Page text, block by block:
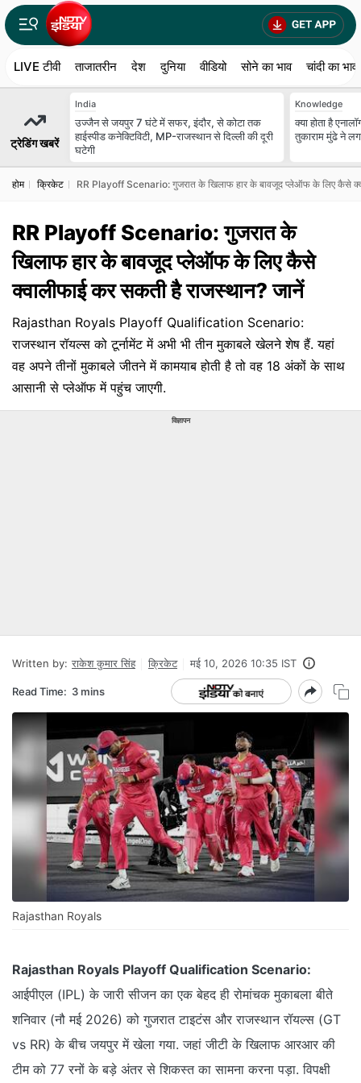
LIVE टीवी ताजातरीन देश दुनिया वीडियो सोने का भाव चांदी का भाव
ट्रेडिंग खबरें
India
उज्जैन से जयपुर 7 घंटे में सफर, इंदौर, से कोटा तक
हाईस्पीड कनेक्टिविटी, MP-राजस्थान से दिल्ली की दूरी
घटेगी
Knowledge
क्या होता है
तुकाराम मुंढे ने
होम क्रिकेट RR Playoff Scenario: गुजरात के खिलाफ हार के बावजूद प्लेऑफ के लिए कैसे
RR Playoff Scenario: गुजरात के
खिलाफ हार के बावजूद प्लेऑफ के लिए कैसे
क्वालीफाई कर सकती है राजस्थान? जानें
Rajasthan Royals Playoff Qualification Scenario:
राजस्थान रॉयल्स को टूर्नामेंट में अभी भी तीन मुकाबले खेलने शेष हैं. यहां
वह अपने तीनों मुकाबले जीतने में कामयाब होती है तो वह 18 अंकों के साथ
आसानी से प्लेऑफ में पहुंच जाएगी.
विज्ञापन
Written by: राकेश कुमार सिंह क्रिकेट मई 10, 2026 10:35 IST
Read Time: 3 mins
Rajasthan Royals
Rajasthan Royals Playoff Qualification Scenario:
आईपीएल (IPL) के जारी सीजन का एक बेहद ही रोमांचक मुकाबला बीते
शनिवार (नौ मई 2026) को गुजरात टाइटंस और राजस्थान रॉयल्स (GT
vs RR) के बीच जयपुर में खेला गया. जहां जीटी के खिलाफ आरआर की
टीम को 77 रनों के बड़े अंतर से शिकस्त का सामना करना पड़ा. विपक्षी